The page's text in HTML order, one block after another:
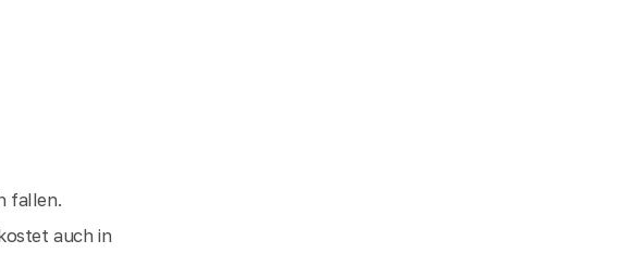
fallen.
auch in